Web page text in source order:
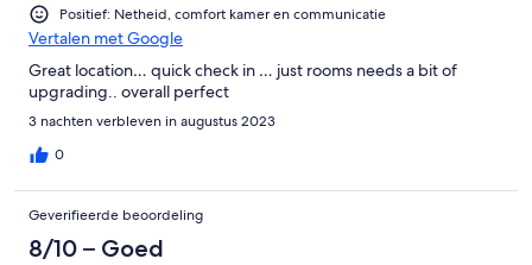
Positief: Netheid, comfort kamer en communicatie
Vertalen met Google
Great location… quick check in … just rooms needs a bit of
upgrading.. overall perfect
3 nachten verbleven in augustus 2023
0
Geverifieerde beoordeling
8/10 – Goed